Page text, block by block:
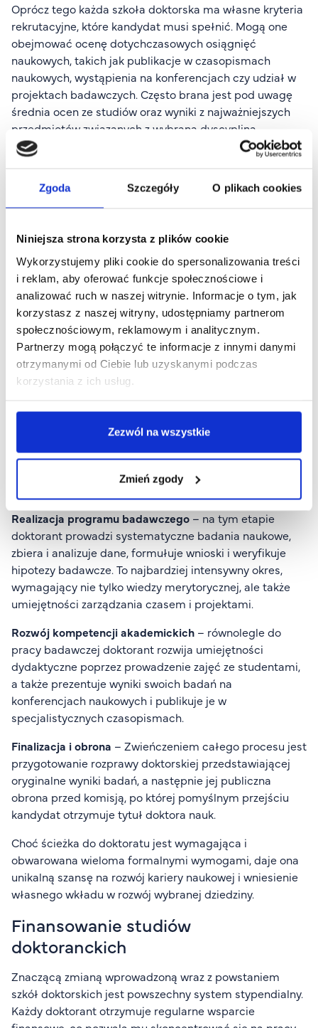
Zgoda Szczegóły O plikach cookies
Niniejsza strona korzysta z plików cookie
Wykorzystujemy pliki cookie do spersonalizowania treści
i reklam, aby oferować funkcje społecznościowe i
analizować ruch w naszej witrynie. Informacje o tym, jak
korzystasz z naszej witryny, udostępniamy partnerom
społecznościowym, reklamowym i analitycznym.
Partnerzy mogą połączyć te informacje z innymi danymi
otrzymanymi od Ciebie lub uzyskanymi podczas
korzystania z ich usług.
Zezwól na wszystkie
Zmień zgody
Oprócz tego każda szkoła doktorska ma własne kryteria
rekrutacyjne, które kandydat musi spełnić. Mogą one
obejmować ocenę dotychczasowych osiągnięć
naukowych, takich jak publikacje w czasopismach
naukowych, wystąpienia na konferencjach czy udział w
projektach badawczych. Często brana jest pod uwagę
średnia ocen ze studiów oraz wyniki z najważniejszych
przedmiotów związanych z wybraną dyscypliną.
Niektóre szkoły doktorskie przeprowadzają egzaminy
znajomość języków obcych. Ważnym elementem oceny
może być również rozmowa kwalifikacyjna, podczas
kandydata, ale także jego umiejętności komunikacyjne i
potencjał badawczy.
Jak wygląda proces zdobywania
doktoratu?
Zdobycie stopnia doktora to wieloetapowy proces, który
standardowo trwa od 6 do 8 semestrów i obejmuje:
Rozpoczęcie kształcenia
indywidualnego programu badawczego. Ten program,
określający m.in. harmonogram badań i termin złożenia
rozprawy, podlega później ocenie śródokresowej, której
pozytywny wynik jest warunkiem kontynuacji studiów.
Realizacja programu badawczego – na tym etapie
doktorant prowadzi systematyczne badania naukowe,
zbiera i analizuje dane, formułuje wnioski i weryfikuje
hipotezy badawcze. To najbardziej intensywny okres,
wymagający nie tylko wiedzy merytorycznej, ale także
umiejętności zarządzania czasem i projektami.
Rozwój kompetencji akademickich – równolegle do
pracy badawczej doktorant rozwija umiejętności
dydaktyczne poprzez prowadzenie zajęć ze studentami,
a także prezentuje wyniki swoich badań na
konferencjach naukowych i publikuje je w
specjalistycznych czasopismach.
Finalizacja i obrona – Zwieńczeniem całego procesu jest
przygotowanie rozprawy doktorskiej przedstawiającej
oryginalne wyniki badań, a następnie jej publiczna
obrona przed komisją, po której pomyślnym przejściu
kandydat otrzymuje tytuł doktora nauk.
Choć ścieżka do doktoratu jest wymagająca i
obwarowana wieloma formalnymi wymogami, daje ona
unikalną szansę na rozwój kariery naukowej i wniesienie
własnego wkładu w rozwój wybranej dziedziny.
Finansowanie studiów
doktoranckich
Znaczącą zmianą wprowadzoną wraz z powstaniem
szkół doktorskich jest powszechny system stypendialny.
Każdy doktorant otrzymuje regularne wsparcie